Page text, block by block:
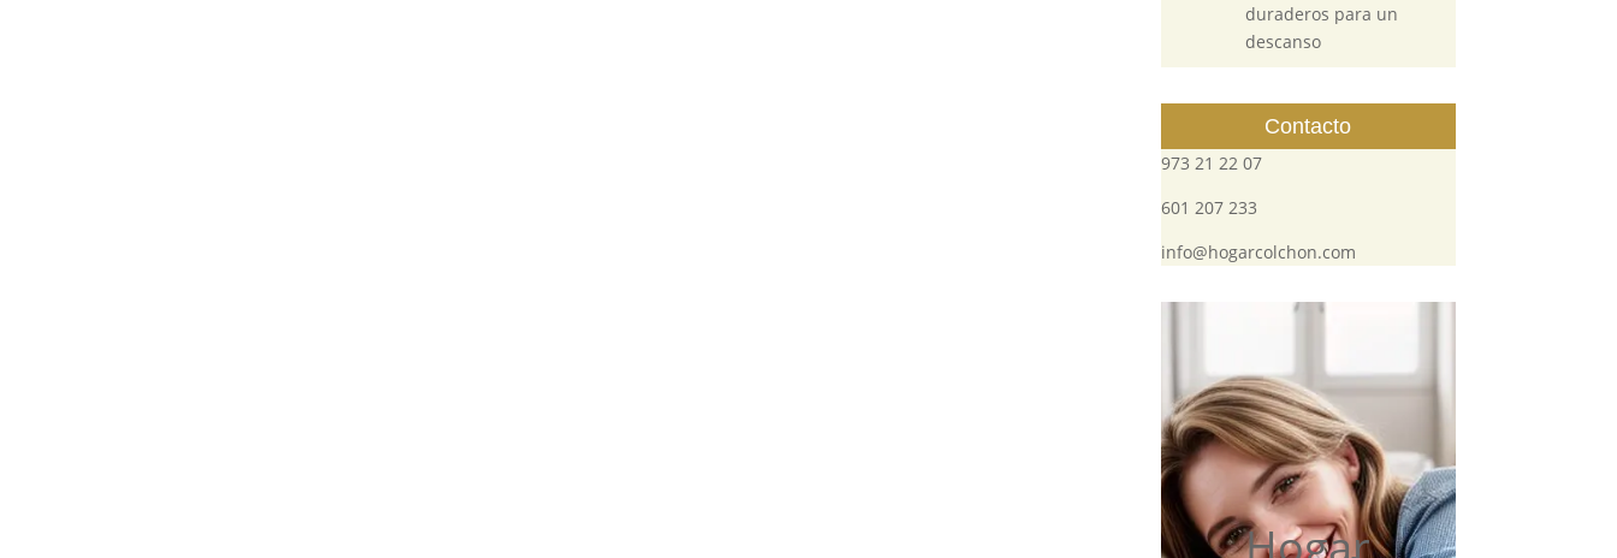
duraderos para un
descanso
Contacto
973 21 22 07
601 207 233
info@hogarcolchon.com
Hogar